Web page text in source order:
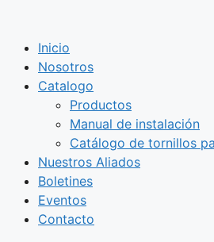
contenido
Inicio
Nosotros
Catalogo
Productos
Manual de instalación
Catálogo de tornillos
Nuestros Aliados
Boletines
Eventos
Contacto